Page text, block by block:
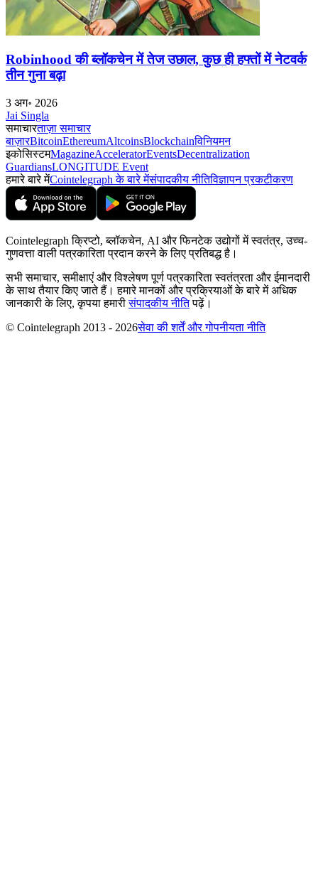
Robinhood की ब्लॉकचेन में तेज उछाल, कुछ ही हफ्तों में नेटवर्क
तीन गुना बढ़ा
3 अग॰ 2026
Jai Singla
समाचारताज़ा समाचार
बाज़ारBitcoinEthereumAltcoinsBlockchainविनियमन
इकोसिस्टमMagazineAcceleratorEventsDecentralization
GuardiansLONGITUDE Event
हमारे बारे मेंCointelegraph के बारे मेंसंपादकीय नीतिविज्ञापन प्रकटीकरण
Cointelegraph क्रिप्टो, ब्लॉकचेन, AI और फिनटेक उद्योगों में स्वतंत्र, उच्च-
गुणवत्ता वाली पत्रकारिता प्रदान करने के लिए प्रतिबद्ध है।
सभी समाचार, समीक्षाएं और विश्लेषण पूर्ण पत्रकारिता स्वतंत्रता और ईमानदारी
के साथ तैयार किए जाते हैं। हमारे मानकों और प्रक्रियाओं के बारे में अधिक
जानकारी के लिए, कृपया हमारीसंपादकीय नीतिपढ़ें।
© Cointelegraph 2013 - 2026सेवा की शर्तें और गोपनीयता नीति